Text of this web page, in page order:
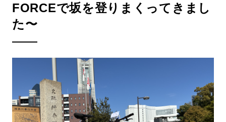
FORCEで坂を登りまくってきまし
た〜